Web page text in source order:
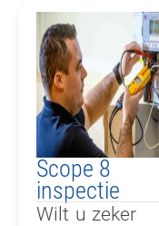
Scope 8
inspectie​
Wilt u zeker